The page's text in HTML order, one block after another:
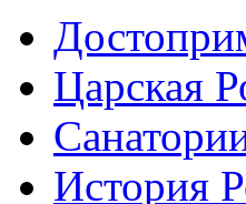
Царская
История